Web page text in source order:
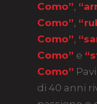
Como”,
Como”,
Como”,
Como” e
Como”
di 40 anni